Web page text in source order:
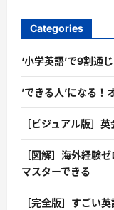
Categories
‘小学英語’で9割通
’できる人’になる
［ビジュアル版］
［図解］海外経験
マスターできる
［完全版］すごい